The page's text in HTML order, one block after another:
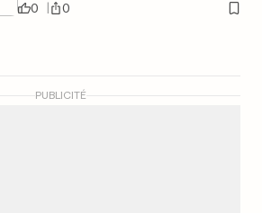
0 0
PUBLICITÉ